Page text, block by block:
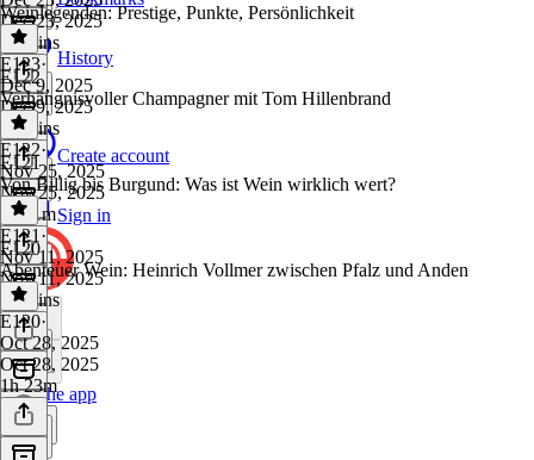
History
Create account
Sign in
Get the app
Dec 23, 2025
51 mins
Weinlegenden: Prestige, Punkte, Persönlichkeit
E123·
Dec 9, 2025
Dec 9, 2025
43 mins
E122
Verhängnisvoller Champagner mit Tom Hillenbrand
E122·
Nov 25, 2025
Nov 25, 2025
1h 11m
E121
Von Billig bis Burgund: Was ist Wein wirklich wert?
E121 ·
Nov 11, 2025
Nov 11, 2025
42 mins
E120
Abenteuer Wein: Heinrich Vollmer zwischen Pfalz und Anden
E120·
Oct 28, 2025
Oct 28, 2025
1h 23m